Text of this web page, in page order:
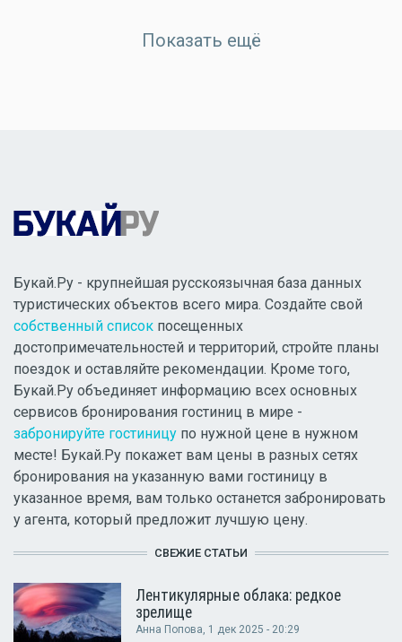
Показать ещё
Букай.Ру - крупнейшая русскоязычная база данных
туристических объектов всего мира. Создайте свой
собственный список посещенных
достопримечательностей и территорий, стройте планы
поездок и оставляйте рекомендации. Кроме того,
Букай.Ру объединяет информацию всех основных
сервисов бронирования гостиниц в мире -
забронируйте гостиницу по нужной цене в нужном
месте! Букай.Ру покажет вам цены в разных сетях
бронирования на указанную вами гостиницу в
указанное время, вам только останется забронировать
у агента, который предложит лучшую цену.
СВЕЖИЕ СТАТЬИ
Лентикулярные облака: редкое
зрелище
Анна Попова, 1 дек 2025 - 20:29